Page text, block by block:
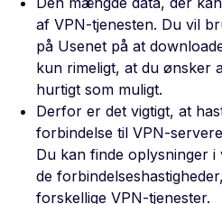
af VPN-tjenesten. Du vil
på Usenet på at
kun rimeligt, at du ønsker
hurtigt som muligt.
Derfor er det vigtigt, at
forbindelse til VPN-
Du kan finde oplysninger
de
forskellige VPN-tjenester.